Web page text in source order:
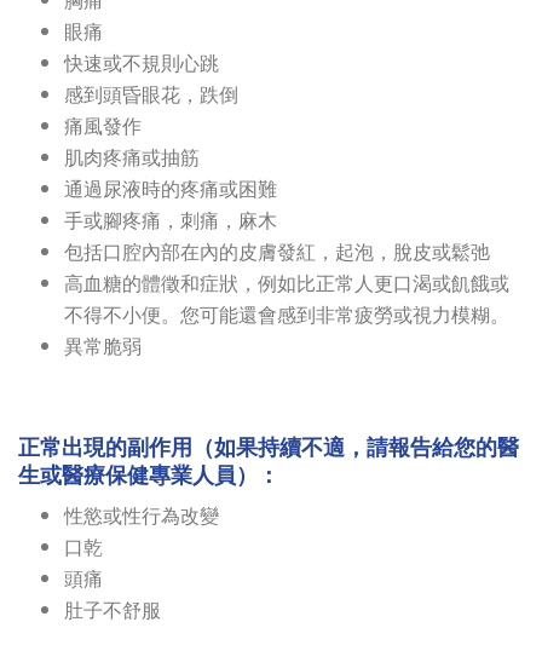
眼痛
快速或不規則心跳
感到頭昏眼花，跌倒
痛風發作
肌肉疼痛或抽筋
通過尿液時的疼痛或困難
手或腳疼痛，刺痛，麻木
包括口腔內部在內的皮膚發紅，起泡，脫皮或鬆弛
高血糖的體徵和症狀，例如比正常人更口渴或飢餓或
不得不小便。您可能還會感到非常疲勞或視力模糊。
異常脆弱
正常出現的副作用（如果持續不適，請報告給您的醫
生或醫療保健專業人員）：
性慾或性行為改變
口乾
頭痛
肚子不舒服